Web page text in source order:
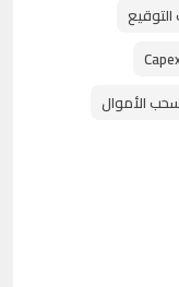
الأموال